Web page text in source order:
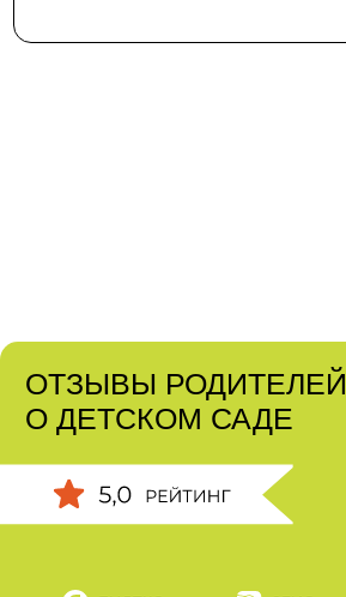
ОТЗЫВЫ РОДИТЕЛЕЙ
О ДЕТСКОМ САДЕ